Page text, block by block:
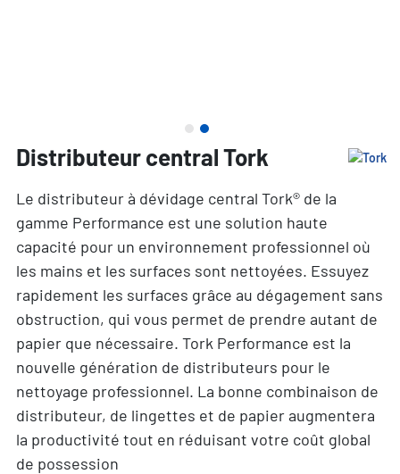
Distributeur central Tork
Le distributeur à dévidage central Tork® de la
gamme Performance est une solution haute
capacité pour un environnement professionnel où
les mains et les surfaces sont nettoyées. Essuyez
rapidement les surfaces grâce au dégagement sans
obstruction, qui vous permet de prendre autant de
papier que nécessaire. Tork Performance est la
nouvelle génération de distributeurs pour le
nettoyage professionnel. La bonne combinaison de
distributeur, de lingettes et de papier augmentera
la productivité tout en réduisant votre coût global
de possession